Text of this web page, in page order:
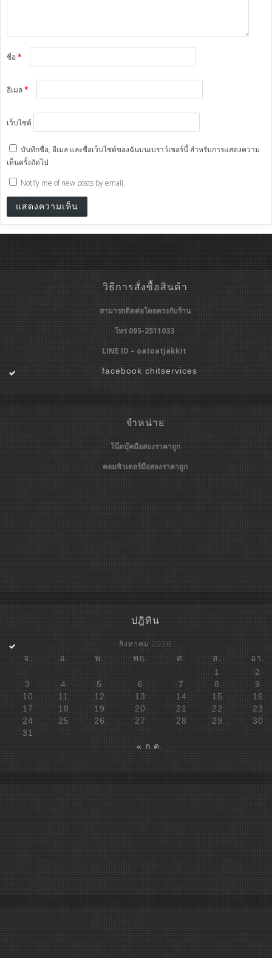
ชื่อ*
อีเมล*
เว็บไซต์
บันทึกชื่อ, อีเมล และชื่อเว็บไซต์ของฉันบนเบราว์เซอร์นี้ สำหรับการแสดงความ
เห็นครั้งถัดไป
Notify me of new posts by email.
วิธีการสั่งซื้อสินค้า
สามารถติดต่อโดยตรงกับร้าน
โทร 095-2511033
LINE ID – oatoatjakkit
facebook chitservices
จำหน่าย
โน๊ตบุ๊คมือสองราคาถูก
คอมพิวเตอร์มือสองราคาถูก
ปฎิทิน
สิงหาคม 2026
จ. อ. พ. พฤ. ศ. ส.
อา.
1
2
3
4 5 6 7 8
9
10
11 12 13 14 15
16
17
18 19 20 21 22
23
24
25 26 27 28 29
30
31
« ก.ค.